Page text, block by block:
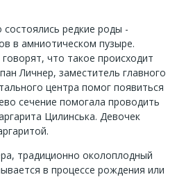
редкие роды -
в амниотическом пузыре.
что такое происходит
Личнер, заместитель главного
центра помог появиться
сечение помогала проводить
Цилинська. Девочек
традиционно околоплодный
в процессе рождения или